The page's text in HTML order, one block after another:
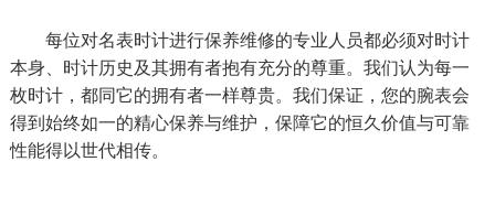
每位对名表时计进行保养维修的专业人员都必须对时计
本身、时计历史及其拥有者抱有充分的尊重。我们认为每一
枚时计，都同它的拥有者一样尊贵。我们保证，您的腕表会
得到始终如一的精心保养与维护，保障它的恒久价值与可靠
性能得以世代相传。